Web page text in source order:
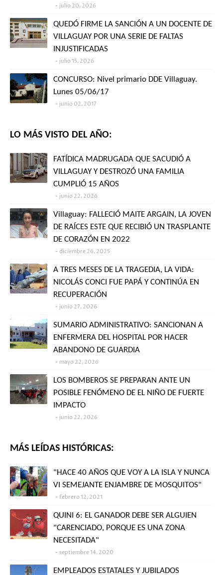
julio 20, 2026
QUEDÓ FIRME LA SANCIÓN A UN DOCENTE DE
VILLAGUAY POR UNA SERIE DE FALTAS
INJUSTIFICADAS
julio 15, 2026
CONCURSO: Nivel primario DDE Villaguay.
Lunes 05/06/17
junio 02, 2017
LO MÁS VISTO DEL AÑO:
FATÍDICA MADRUGADA QUE SACUDIÓ A
VILLAGUAY Y DESTROZÓ UNA FAMILIA
CUMPLIÓ 15 AÑOS
junio 22, 2026
Villaguay: FALLECIÓ MAITE ARGAIN, LA JOVEN
DE RAÍCES ESTE QUE RECIBIÓ UN TRASPLANTE
DE CORAZÓN EN 2022
diciembre 26, 2025
A TRES MESES DE LA TRAGEDIA, LA VIDA:
NICOLÁS CONCI FUE PAPÁ Y CONTINÚA EN
RECUPERACIÓN
junio 27, 2026
SUMARIO ADMINISTRATIVO: SANCIONAN A
ENFERMERA DEL HOSPITAL POR HACER
ABANDONO DE GUARDIA
mayo 22, 2026
LOS BOMBEROS SE PREPARAN ANTE UN
POSIBLE FENÓMENO DE EL NIÑO DE FUERTE
IMPACTO
junio 22, 2026
MÁS LEÍDAS HISTÓRICAS:
"HACE 40 AÑOS QUE VOY A LA ISLA Y NUNCA
VI SEMEJANTE ENJAMBRE DE MOSQUITOS"
febrero 12, 2021
QUINI 6: EL GANADOR DEBE SER ALGUIEN
"CARENCIADO, PORQUE ES UNA ZONA
NECESITADA"
septiembre 14, 2020
EMPLEADOS ESTATALES Y JUBILADOS